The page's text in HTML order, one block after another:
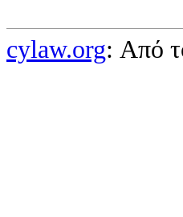
cylaw.org: Από